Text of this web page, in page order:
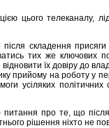
телеканалу,
складення
тих же ключових
їх довіру до
прийому на роботу у
усіляких політичних
питання про те, що
рішення ніхто не